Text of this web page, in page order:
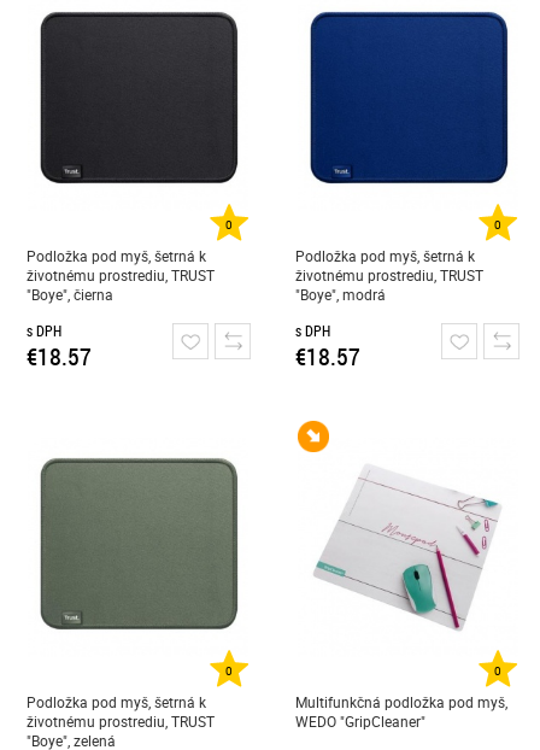
0
Podložka pod myš, šetrná k
životnému prostrediu, TRUST
"Boye", čierna
s DPH
€18.57
0
Podložka pod myš, šetrná k
životnému prostrediu, TRUST
"Boye", modrá
s DPH
€18.57
0
Podložka pod myš, šetrná k
životnému prostrediu, TRUST
"Boye", zelená
0
Multifunkčná podložka pod myš,
WEDO "GripCleaner"